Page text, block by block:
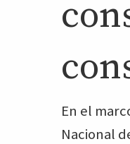
En el
Nacional